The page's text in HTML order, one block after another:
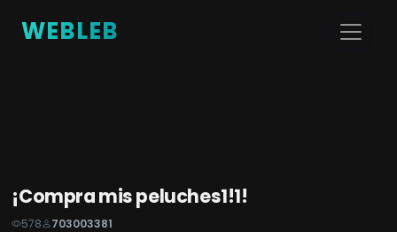
WEBLEB
¡Compra mis peluches1!1!
578 703003381